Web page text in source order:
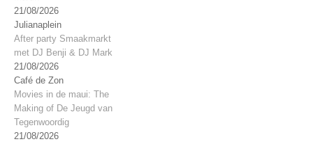
21/08/2026
Julianaplein
After party Smaakmarkt
met DJ Benji & DJ Mark
21/08/2026
Café de Zon
Movies in de maui: The
Making of De Jeugd van
Tegenwoordig
21/08/2026